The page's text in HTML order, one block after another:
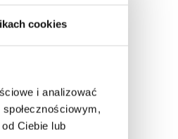
cookies
i analizować
Ciebie lub
oceną ekspercką.
Jak dokonać
z kryterium
oceny wpływu
momencie
będących
trwa, KEN